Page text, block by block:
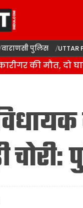
वाराणसी पुलिस UTTAR
की मौत, दो